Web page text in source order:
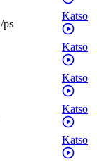
/ps
Katso
Katso
Katso
Katso
Katso